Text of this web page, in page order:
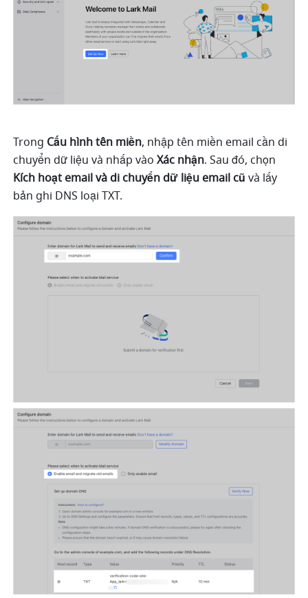
Trong Cấu hình tên miền, nhập tên miền email cần di
chuyển dữ liệu và nhấp vào Xác nhận
Kích hoạt email và di chuyển dữ liệu email cũ và lấy
bản ghi DNS loại TXT.